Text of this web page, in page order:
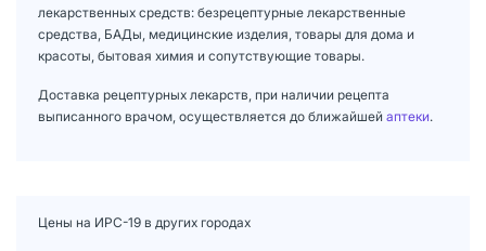
лекарственных средств: безрецептурные лекарственные
средства, БАДы, медицинские изделия, товары для дома и
красоты, бытовая химия и сопутствующие товары.
Доставка рецептурных лекарств, при наличии рецепта
выписанного врачом, осуществляется до ближайшей аптеки.
Цены на ИРС-19 в других городах